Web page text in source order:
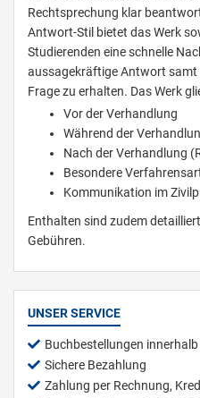
Rechtsprechung klar
Antwort-Stil bietet das Werk
Studierenden eine schnelle
aussagekräftige Antwort samt
Frage zu erhalten. Das Werk
Vor der Verhandlung
Während der
Nach der Verhandlung
Besondere
Kommunikation im
Enthalten sind zudem
Gebühren.
UNSER SERVICE
Buchbestellungen
Sichere Bezahlung
Zahlung per Rechnung,